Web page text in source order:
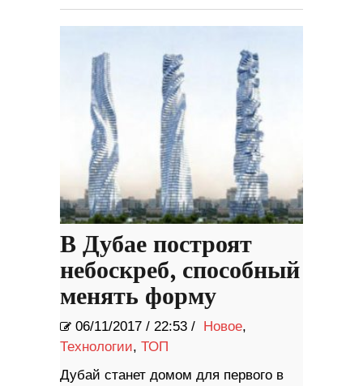
В Дубае построят
небоскреб, способный
менять форму
06/11/2017 / 22:53 / Новое,
Технологии, ТОП
Дубай станет домом для первого в